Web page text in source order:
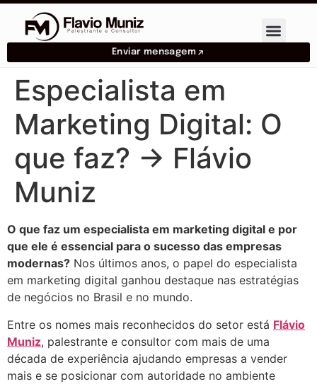
Enviar mensagem
Especialista em
Marketing Digital: O
que faz? → Flávio
Muniz
O que faz um especialista em marketing digital e por
que ele é essencial para o sucesso das empresas
modernas? Nos últimos anos, o papel do especialista
em marketing digital ganhou destaque nas estratégias
de negócios no Brasil e no mundo.
Entre os nomes mais reconhecidos do setor está Flávio
Muniz, palestrante e consultor com mais de uma
década de experiência ajudando empresas a vender
mais e se posicionar com autoridade no ambiente